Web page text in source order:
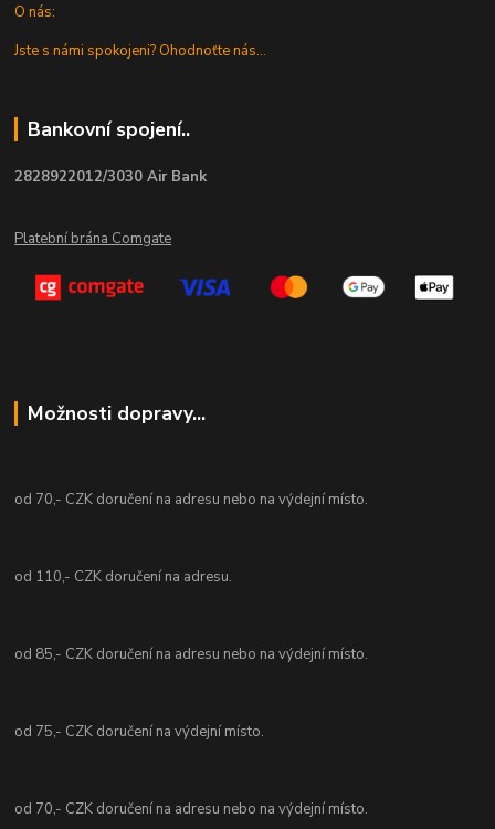
O nás:
Jste s námi spokojeni? Ohodnoťte nás...
Bankovní spojení..
2828922012/3030 Air Bank
Platební brána Comgate
Možnosti dopravy...
od 70,- CZK doručení na adresu nebo na výdejní místo.
od 110,- CZK doručení na adresu.
od 85,- CZK doručení na adresu nebo na výdejní místo.
od 75,- CZK doručení na výdejní místo.
od 70,- CZK doručení na adresu nebo na výdejní místo.